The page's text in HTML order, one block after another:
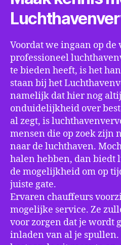
Voordat we ingaan op de
professioneel
te bieden heeft, is het
staan bij het
namelijk dat hier nog
onduidelijkheid over
al zegt, is
mensen die op zoek zijn
naar de luchthaven.
halen hebben, dan biedt
de mogelijkheid om op
juiste gate.
Ervaren chauffeurs
mogelijke service. Ze
voor zorgen dat je wordt
inladen van al je